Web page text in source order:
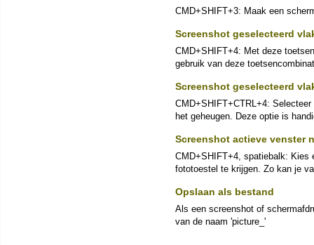
CMD+SHIFT+3: Maak een
Screenshot geselecteerd
CMD+SHIFT+4: Met deze
gebruik van deze
Screenshot geselecteerd
CMD+SHIFT+CTRL+4:
het geheugen. Deze optie is
Screenshot actieve venster
CMD+SHIFT+4, spatiebalk: Kies
fototoestel te krijgen. Zo kan je
Opslaan als bestand
Als een screenshot of
van de naam 'picture_'